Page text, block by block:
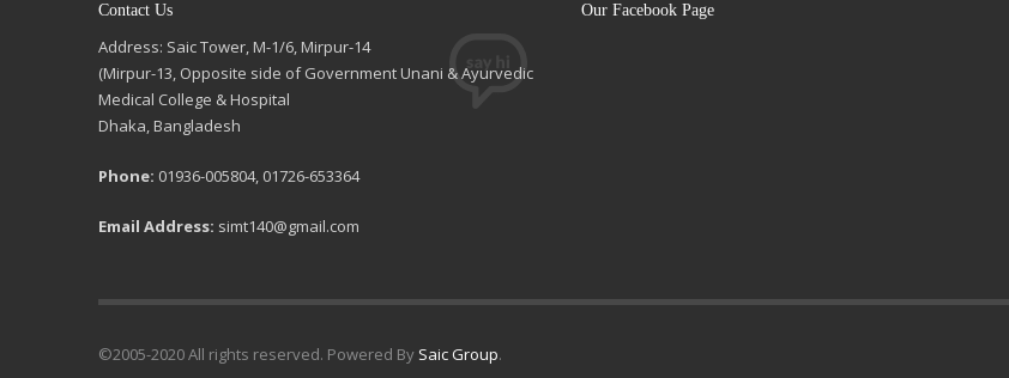
Contact Us
Address: Saic Tower, M-1/6, Mirpur-14
(Mirpur-13, Opposite side of Government Unani & Ayurvedic
Medical College & Hospital
Dhaka, Bangladesh
Phone: 01936-005804, 01726-653364
Email Address: simt140@gmail.com
Our Facebook Page
©2005-2020 All rights reserved. Powered By Saic Group.